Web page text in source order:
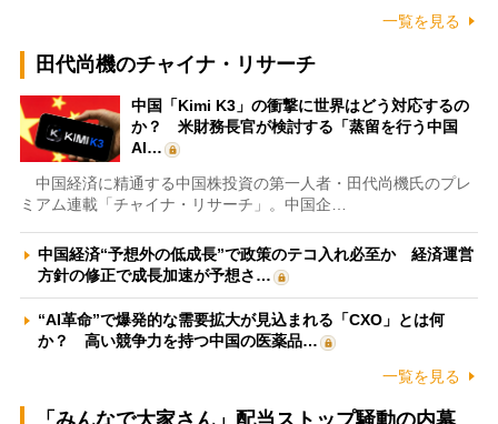
一覧を見る
田代尚機のチャイナ・リサーチ
中国「Kimi K3」の衝撃に世界はどう対応するの
か？ 米財務長官が検討する「蒸留を行う中国
AI…
中国経済に精通する中国株投資の第一人者・田代尚機氏のプレ
ミアム連載「チャイナ・リサーチ」。中国企…
中国経済“予想外の低成長”で政策のテコ入れ必至か 経済運営
方針の修正で成長加速が予想さ…
“AI革命”で爆発的な需要拡大が見込まれる「CXO」とは何
か？ 高い競争力を持つ中国の医薬品…
一覧を見る